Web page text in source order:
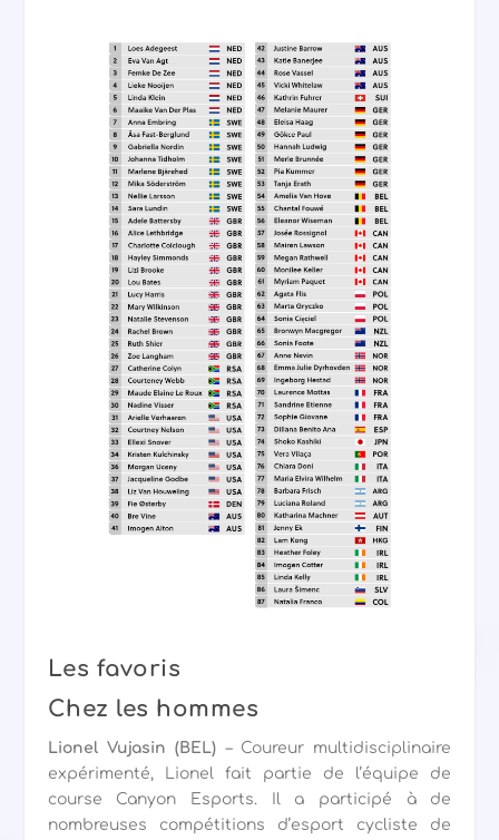
Les favoris
Chez les hommes
Lionel Vujasin (BEL) – Coureur multidisciplinaire
expérimenté, Lionel fait partie de l’équipe de
course Canyon Esports. Il a participé à de
nombreuses compétitions d’esport cycliste de